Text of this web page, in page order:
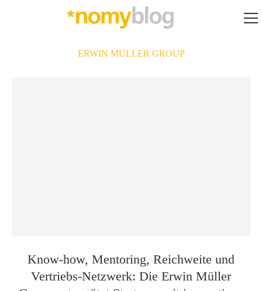
ERWIN MÜLLER GROUP
Know-how, Mentoring, Reichweite und
Vertriebs-Netzwerk: Die Erwin Müller